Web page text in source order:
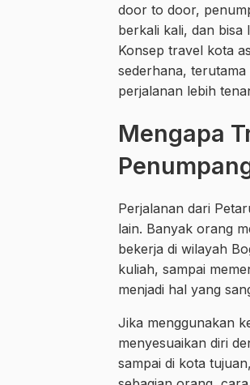
door to door,
berkali kali, dan bisa
Konsep travel kota
sederhana,
perjalanan lebih
Mengapa
Perjalanan dari
lain. Banyak orang
bekerja di wilayah
kuliah, sampai
menjadi hal yang
Jika menggunakan
menyesuaikan diri
sampai di kota